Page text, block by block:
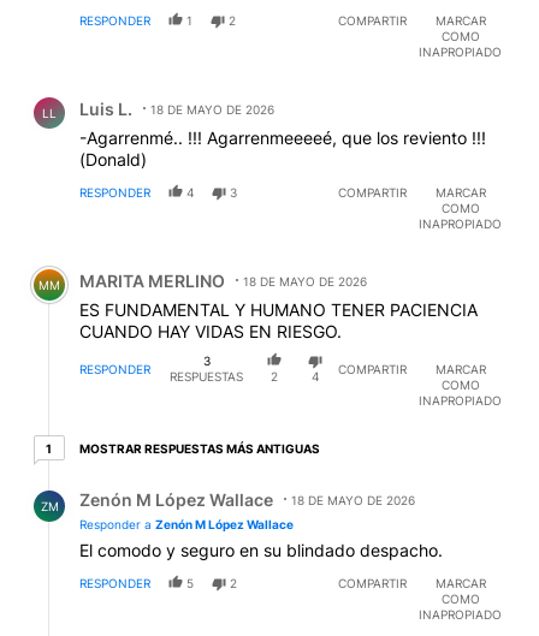
RESPONDER 1 2 COMPARTIR
MARCAR
COMO
INAPROPIADO
LL Luis L. 18 DE MAYO DE 2026
-Agarrenmé.. !!! Agarrenmeeeeé, que los reviento !!!
(Donald)
RESPONDER 4 3 COMPARTIR
MARCAR
COMO
INAPROPIADO
Comentario de MARITA MERLINO.
MM MARITA MERLINO 18 DE MAYO DE 2026
ES FUNDAMENTAL Y HUMANO TENER PACIENCIA
CUANDO HAY VIDAS EN RIESGO.
RESPONDER
3
RESPUESTAS
2 4
COMPARTIR
MARCAR
COMO
INAPROPIADO
11 respuesta más antiguas
MOSTRAR RESPUESTAS MÁS ANTIGUAS
ZM Zenón M López Wallace
18 DE MAYO DE 2026
Responder a Zenón M López Wallace
El comodo y seguro en su blindado despacho.
RESPONDER 5 2 COMPARTIR
MARCAR
COMO
INAPROPIADO